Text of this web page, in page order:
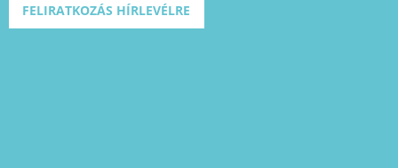
FELIRATKOZÁS HÍRLEVÉLRE